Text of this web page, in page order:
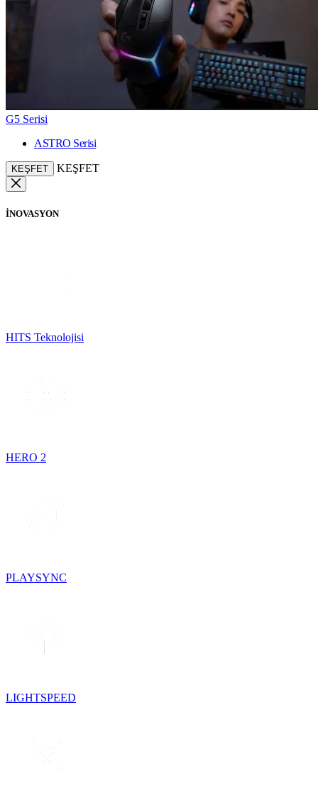
G5 Serisi
ASTRO Serisi
KEŞFET KEŞFET
İNOVASYON
HITS Teknolojisi
HERO 2
PLAYSYNC
LIGHTSPEED